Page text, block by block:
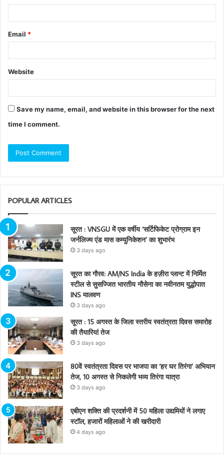
Email *
Website
Save my name, email, and website in this browser for the next
time I comment.
POPULAR ARTICLES
सूरत : VNSGU में एक वर्षीय ‘सर्टिफिकेट प्रोग्राम इन
जर्नलिज्म एंड मास कम्युनिकेशन’ का शुभारंभ
3 days ago
सूरत का गौरव: AM/NS India के हज़ीरा प्लान्ट में निर्मित
स्टील से सुसज्जित भारतीय नौसेना का नवीनतम युद्धोपात
INS मालवण
3 days ago
सूरत : 15 अगस्त के जिला स्तरीय स्वतंत्रता दिवस समारोह
की तैयारियां तेज
3 days ago
80वें स्वतंत्रता दिवस पर भाजपा का ‘हर घर तिरंगा’ अभियान
तेज, 10 अगस्त से निकलेगी भव्य तिरंगा यात्रा
3 days ago
एबीएन शक्ति की प्रदर्शनी में 50 महिला उद्यमियों ने लगाए
स्टॉल, हजारों महिलाओं ने की खरीदारी
4 days ago